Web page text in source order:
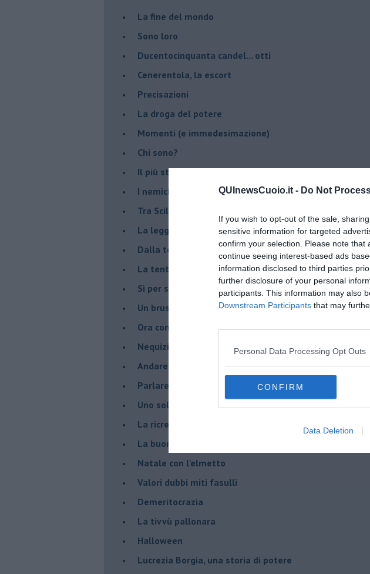
QUInewsCuoio.it - Do Not
If you wish to opt-out of the sale,
sensitive information for targeted
confirm your selection. Please note
continue seeing interest-based ads
information disclosed to third parties
further disclosure of your personal
participants. This information may also
Downstream Participants that may
Personal Data Processing Opt Outs
CONFIRM
Data Deletion
La fine del mondo
Sono loro
Ducentocinquanta candel... otti
Cenerentola, la escort
Precisazioni
La droga del potere
Momenti (e immedesimazione)
Chi sono?
Il più stupido dei mondi possibili
I nemici della verità
Tra Scilla e Cariddi
La legge del più forte
Dalla terra alla luna
La tentazione
​Sì per sempre? O no al momento?
Un brusco risveglio
Ora come allora
Nequizia
Andare oltre lo specchio
Parlare con la televisione
Uno solo al comando?
La ricreazione è finita
La buona notizia
Natale con l'elmetto
Valori dubbi miti fasulli
Demeritocrazia
La tivvù pallonara
Halloween
​Lucrezia Borgia, una storia di potere